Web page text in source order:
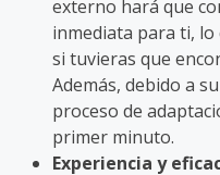
externo hará que
inmediata para ti,
si tuvieras que
Además, debido a
proceso de
primer minuto.
Experiencia y